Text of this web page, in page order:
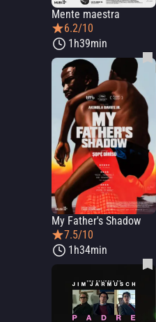
Mente maestra
6.2/10
1h39min
My Father's Shadow
7.5/10
1h34min